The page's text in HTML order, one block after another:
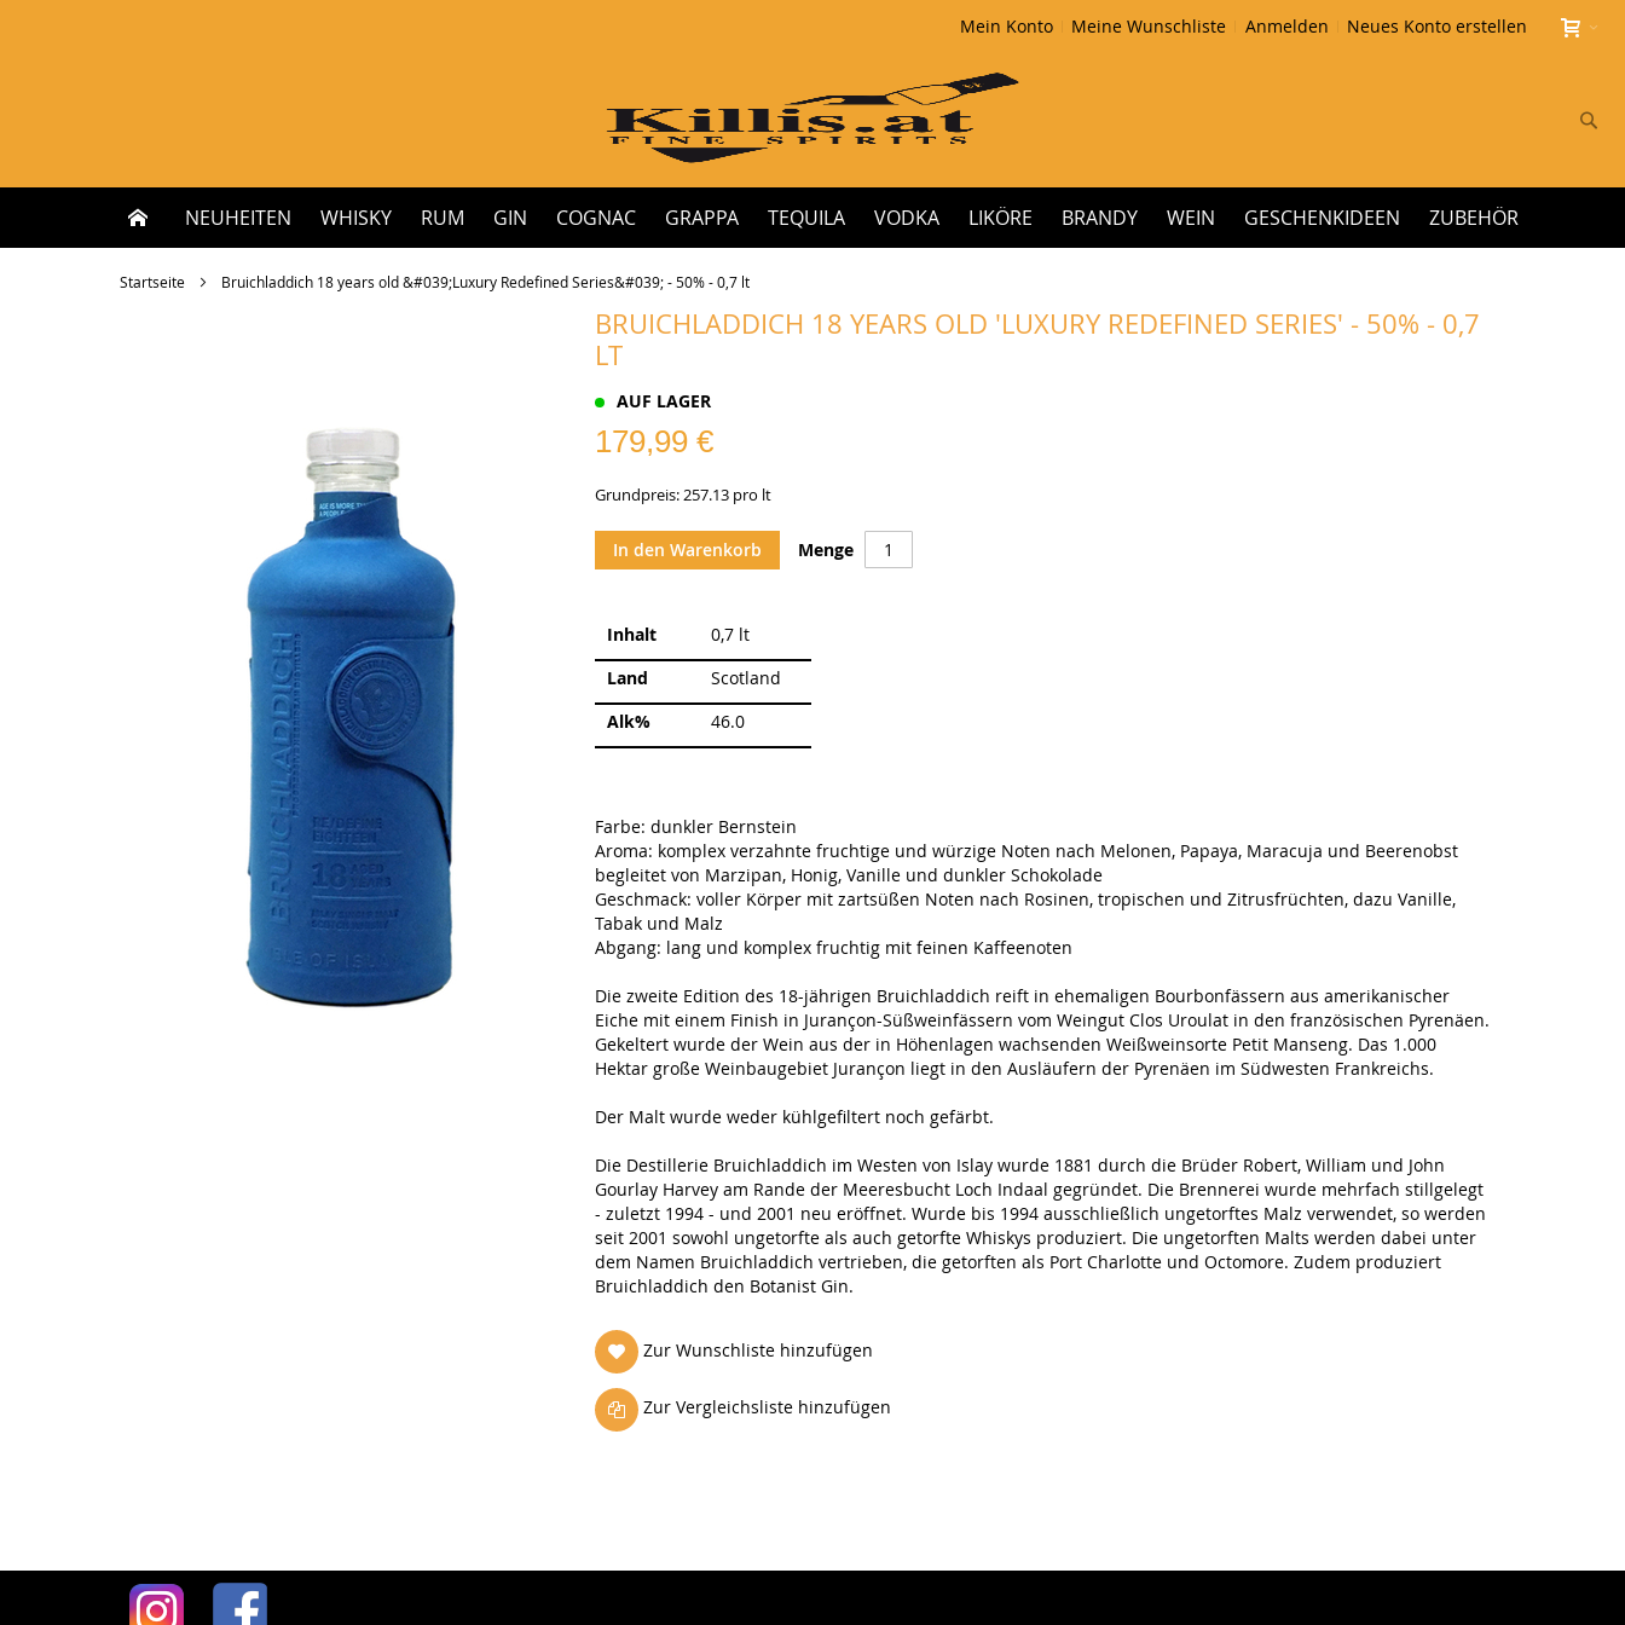
Mein Konto Meine Wunschliste Anmelden Neues Konto erstellen
NEUHEITEN WHISKY RUM GIN COGNAC GRAPPA TEQUILA VODKA LIKÖRE BRANDY WEIN GESCHENKIDEEN ZUBEHÖR
Startseite Bruichladdich 18 years old &#039;Luxury Redefined Series&#039; - 50% - 0,7 lt
BRUICHLADDICH 18 YEARS OLD 'LUXURY REDEFINED SERIES' - 50% - 0,7
LT
AUF LAGER
179,99 €
Grundpreis: 257.13 pro lt
Menge
In den Warenkorb
Weitere
Inhalt
0,7 lt
Land
Scotland
Alk%
46.0
Farbe: dunkler Bernstein
Aroma: komplex verzahnte fruchtige und würzige Noten nach Melonen, Papaya, Maracuja und Beerenobst
begleitet von Marzipan, Honig, Vanille und dunkler Schokolade
Geschmack: voller Körper mit zartsüßen Noten nach Rosinen, tropischen und Zitrusfrüchten, dazu Vanille,
Tabak und Malz
Abgang: lang und komplex fruchtig mit feinen Kaffeenoten
Die zweite Edition des 18-jährigen Bruichladdich reift in ehemaligen Bourbonfässern aus amerikanischer
Eiche mit einem Finish in Jurançon-Süßweinfässern vom Weingut Clos Uroulat in den französischen Pyrenäen.
Gekeltert wurde der Wein aus der in Höhenlagen wachsenden Weißweinsorte Petit Manseng. Das 1.000
Hektar große Weinbaugebiet Jurançon liegt in den Ausläufern der Pyrenäen im Südwesten Frankreichs.
Der Malt wurde weder kühlgefiltert noch gefärbt.
Die Destillerie Bruichladdich im Westen von Islay wurde 1881 durch die Brüder Robert, William und John
Gourlay Harvey am Rande der Meeresbucht Loch Indaal gegründet. Die Brennerei wurde mehrfach stillgelegt
- zuletzt 1994 - und 2001 neu eröffnet. Wurde bis 1994 ausschließlich ungetorftes Malz verwendet, so werden
seit 2001 sowohl ungetorfte als auch getorfte Whiskys produziert. Die ungetorften Malts werden dabei unter
dem Namen Bruichladdich vertrieben, die getorften als Port Charlotte und Octomore. Zudem produziert
Bruichladdich den Botanist Gin.
Zur Wunschliste hinzufügen
Zur Vergleichsliste hinzufügen